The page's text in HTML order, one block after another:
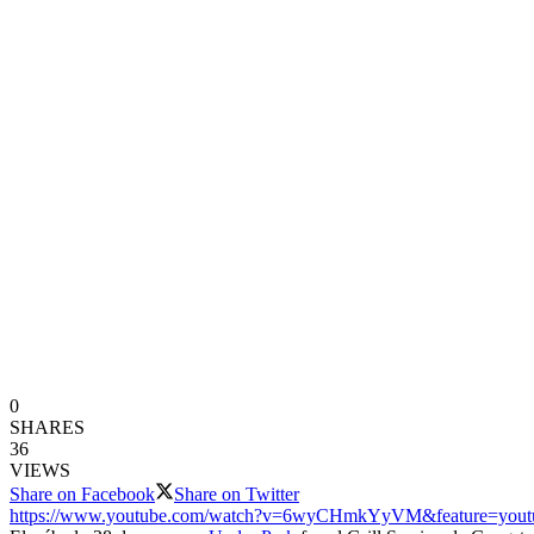
0
SHARES
36
VIEWS
Share on Facebook
Share on Twitter
https://www.youtube.com/